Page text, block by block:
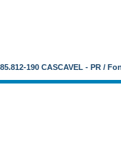
190 CASCAVEL - PR /